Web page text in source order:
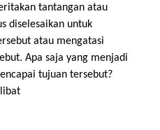
tantangan atau
diselesaikan untuk
atau mengatasi
Apa saja yang menjadi
tujuan tersebut?